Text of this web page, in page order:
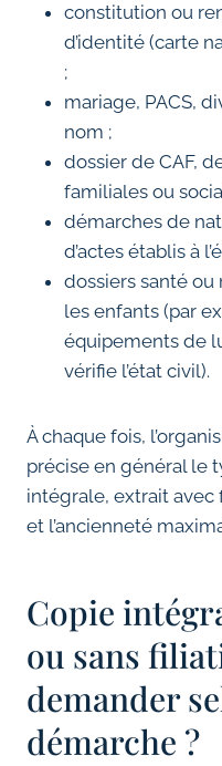
constitution ou
d’identité (carte
;
mariage, PACS,
nom ;
dossier de CAF,
familiales ou
démarches de
d’actes établis à
dossiers santé
les enfants (par
équipements de
vérifie l’état civil).
À chaque fois,
précise en général le
intégrale, extrait avec
et l’ancienneté
Copie
ou sans
demander
démarche ?